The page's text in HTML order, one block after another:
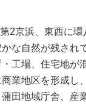
2京浜、東西に
な自然が残され
工場、住宅地が
業地区を形成し
田地域庁舎、産